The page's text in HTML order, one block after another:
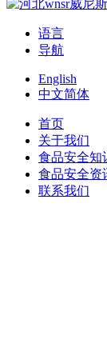
语言
导航
English
中文简体
首页
关于我们
食品安全知
食品安全资
联系我们